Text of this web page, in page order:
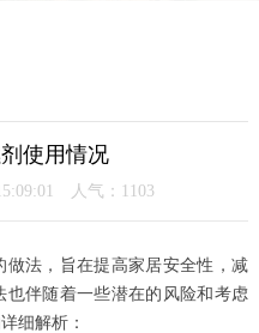
使用情况
人气： 1103
法，旨在提高家居安全性，减
伴随着一些潜在的风险和考虑
细解析：